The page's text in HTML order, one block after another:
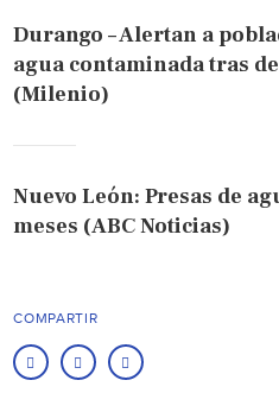
Durango – Alertan a
agua contaminada tras
(Milenio)
Nuevo León: Presas de
meses (ABC Noticias)
COMPARTIR